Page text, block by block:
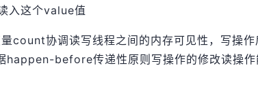
入这个value值
count协调读写线程之间的内存可见性，写操
happen-before传递性原则写操作的修改读操作